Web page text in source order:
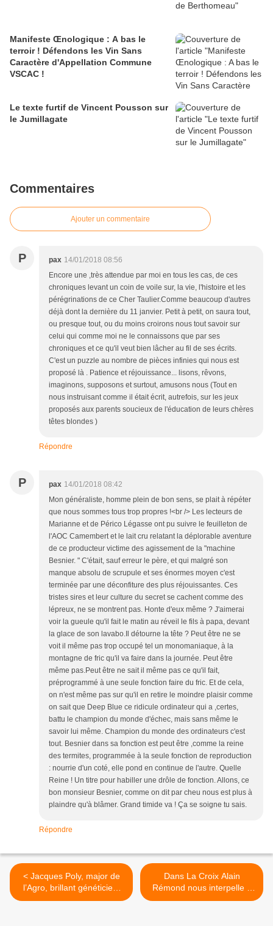
Manifeste Œnologique : A bas le
terroir ! Défendons les Vin Sans
Caractère d'Appellation Commune
VSCAC !
Le texte furtif de Vincent Pousson sur
le Jumillagate
Commentaires
Ajouter un commentaire
P pax 14/01/2018 08:56
Encore une ,très attendue par moi en tous les cas, de ces
chroniques levant un coin de voile sur, la vie, l'histoire et les
pérégrinations de ce Cher Taulier.Comme beaucoup d'autres
déjà dont la dernière du 11 janvier. Petit à petit, on saura tout,
ou presque tout, ou du moins croirons nous tout savoir sur
celui qui comme moi ne le connaissons que par ses
chroniques et ce qu'il veut bien lâcher au fil de ses écrits.
C'est un puzzle au nombre de pièces infinies qui nous est
proposé là . Patience et réjouissance... lisons, rêvons,
imaginons, supposons et surtout, amusons nous (Tout en
nous instruisant comme il était écrit, autrefois, sur les jeux
proposés aux parents soucieux de l'éducation de leurs chères
têtes blondes )
Répondre
P pax 14/01/2018 08:42
Mon généraliste, homme plein de bon sens, se plait à répéter
que nous sommes tous trop propres !<br /> Les lecteurs de
Marianne et de Périco Légasse ont pu suivre le feuilleton de
l'AOC Camembert et le lait cru relatant la déplorable aventure
de ce producteur victime des agissement de la "machine
Besnier. " C'était, sauf erreur le père, et qui malgré son
manque absolu de scrupule et ses énormes moyen c'est
terminée par une déconfiture des plus réjouissantes. Ces
tristes sires et leur culture du secret se cachent comme des
lépreux, ne se montrent pas. Honte d'eux même ? J'aimerai
voir la gueule qu'il fait le matin au réveil le fils à papa, devant
la glace de son lavabo.Il détourne la tête ? Peut être ne se
voit il même pas trop occupé tel un monomaniaque, à la
montagne de fric qu'il va faire dans la journée. Peut être
même pas.Peut être ne sait il même pas ce qu'il fait,
préprogrammé à une seule fonction faire du fric. Et de cela,
on n'est même pas sur qu'il en retire le moindre plaisir comme
on sait que Deep Blue ce ridicule ordinateur qui a ,certes,
battu le champion du monde d'échec, mais sans même le
savoir lui même. Champion du monde des ordinateurs c'est
tout. Besnier dans sa fonction est peut être ,comme la reine
des termites, programmée à la seule fonction de reproduction
: nourrie d'un coté, elle pond en continue de l'autre. Quelle
Reine ! Un titre pour habiller une drôle de fonction. Allons, ce
bon monsieur Besnier, comme on dit par cheu nous est plus à
plaindre qu'à blâmer. Grand timide va ! Ça se soigne tu sais.
Répondre
< Jacques Poly, major de
l’Agro, brillant généticien,
qui lisait L’Humanité, ancien
Dans La Croix Alain
Rémond nous interpelle «
fromages contre diamants »